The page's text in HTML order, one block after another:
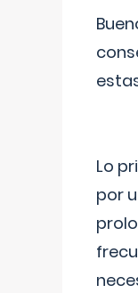
Lo
por